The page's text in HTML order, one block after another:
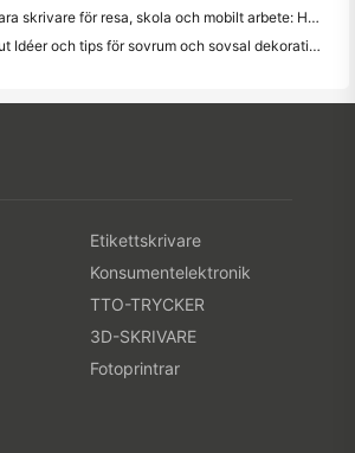
Bästa bläcklösa bärbara skrivare för resa, skola och mobilt arbete: Hanin MT620 Pro Review
Mini Photo Wall Layout Idéer och tips för sovrum och sovsal dekoration
Etikettskrivare
Konsumentelektronik
TTO-TRYCKER
3D-SKRIVARE
Fotoprintrar